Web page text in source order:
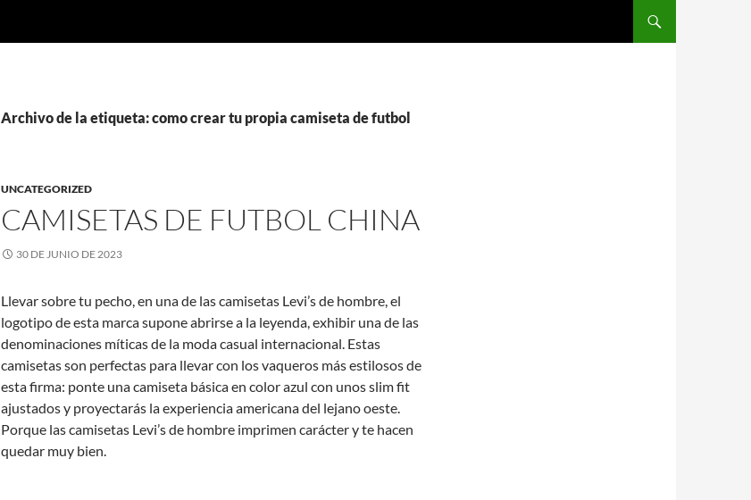
Archivo de la etiqueta: como crear tu propia camiseta de futbol
UNCATEGORIZED
CAMISETAS DE FUTBOL CHINA
30 DE JUNIO DE 2023
Llevar sobre tu pecho, en una de las camisetas Levi’s de hombre, el
logotipo de esta marca supone abrirse a la leyenda, exhibir una de las
denominaciones míticas de la moda casual internacional. Estas
camisetas son perfectas para llevar con los vaqueros más estilosos de
esta firma: ponte una camiseta básica en color azul con unos slim fit
ajustados y proyectarás la experiencia americana del lejano oeste.
Porque las camisetas Levi’s de hombre imprimen carácter y te hacen
quedar muy bien.